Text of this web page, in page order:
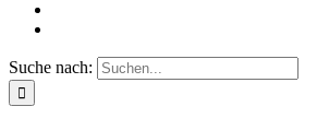
Suche nach: